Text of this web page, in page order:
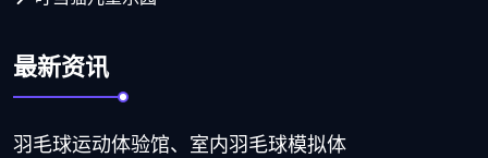
最新资讯
羽毛球运动体验馆、室内羽毛球模拟体